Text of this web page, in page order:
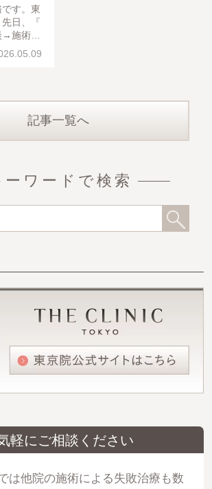
す。東
日、『
施術を
ストの御
、私に
記事一覧へ
ーワードで検索
軽にご相談ください
は他院の施術による失敗治療も数